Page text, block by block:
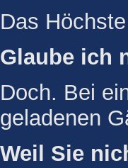
Das
Glaube ich
Doch. Bei
geladenen
Weil Sie